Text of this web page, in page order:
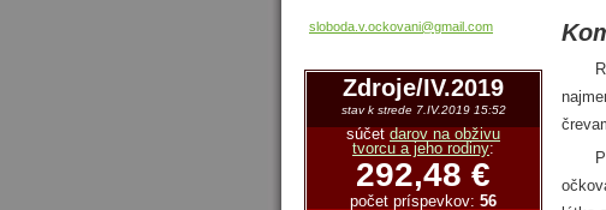
sloboda. v.ockovani@gmail .com
Zdroje/IV.2019
stav k strede 7.IV.2019 15:52
súčet darov na obživu
tvorcu a jeho rodiny:
292,48 €
počet príspevkov: 56